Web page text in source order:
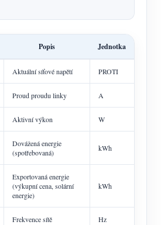
Popis Jednotka
Aktuální síťové napětí PROTI
Proud proudu linky A
Aktivní výkon W
Dovážená energie
(spotřebovaná)
kWh
Exportovaná energie
(výkupní cena, solární
energie)
kWh
Frekvence sítě Hz